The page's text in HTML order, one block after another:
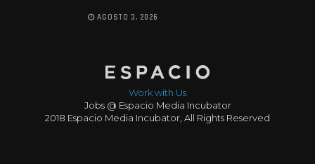
AGOSTO 3, 2026
Work with Us
Jobs @ Espacio Media Incubator
2018 Espacio Media Incubator, All Rights Reserved